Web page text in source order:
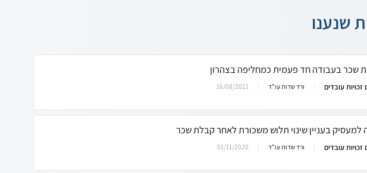
שנענו
שכר בעבודה חד פעמית כמחליפה בצהרון
זכויות עובדים ורד שדות עו"ד 16/08/2021
למעסיק בעניין שינוי תלוש משכורת לאחר קבלת שכר
זכויות עובדים ורד שדות עו"ד 01/11/2020